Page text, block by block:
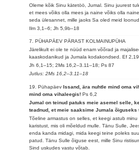
Oleme kõik Sinu kätetöö, Jumal. Sinu juurest
et mees võiks olla mees ja naine võiks olla
seda ülesannet, mille jaoks Sa oled meid loonud.
Ilm 3,1–6; Jh 5,9b–18
7. PÜHAPÄEV PÄRAST KOLMAINUPÜHA
Järelikult ei ole te nüüd enam võõrad ja
kaaskodanikud ja Jumala kodakondsed.Ef 2,19
Jh 6,1–15; 2Ms 16,2–3.11–18; Ps 87
Jutlus: 2Ms 16,2–3.11–18
19. PühapäevIssand, ära nuhtle mind oma
mind oma vihaleegis!Ps 6,2
Jumal on teinud patuks meie asemel selle,
teadnud, et meie saaksime Jumala
Tõeline armastus on selles, et keegi astub minu
karistust, mis oli mõeldud mulle. Tänu Sulle,
enda kanda midagi, mida keegi teine poleks
patud. Tänu Sulle õiguse eest, mille Sinu
Sind uskudes vastu võtab.